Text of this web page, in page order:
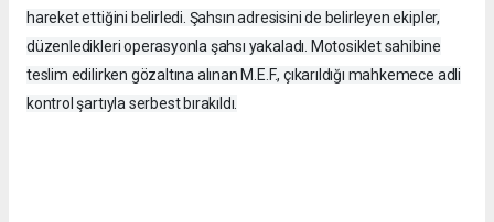
hareket ettiğini belirledi. Şahsın adresisini de belirleyen ekipler,
düzenledikleri operasyonla şahsı yakaladı. Motosiklet sahibine
teslim edilirken gözaltına alınan M.E.F., çıkarıldığı mahkemece adli
kontrol şartıyla serbest bırakıldı.